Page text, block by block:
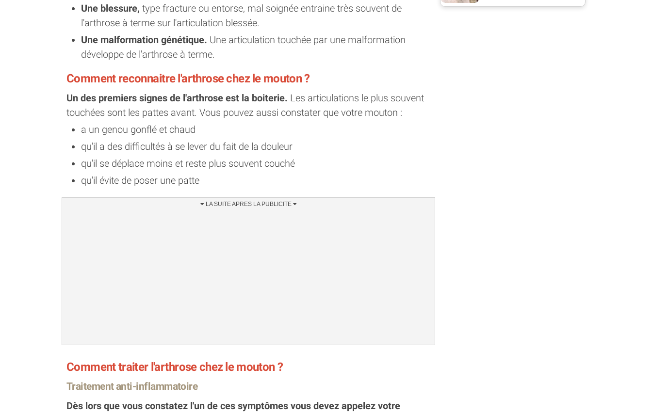
Une blessure, type fracture ou entorse, mal soignée entraine très souvent de
l'arthrose à terme sur l'articulation blessée.
Une malformation génétique. Une articulation touchée par une malformation
développe de l'arthrose à terme.
Comment reconnaitre l'arthrose chez le mouton ?
Un des premiers signes de l'arthrose est la boiterie. Les articulations le plus souvent
touchées sont les pattes avant. Vous pouvez aussi constater que votre mouton :
a un genou gonflé et chaud
qu'il a des difficultés à se lever du fait de la douleur
qu'il se déplace moins et reste plus souvent couché
qu'il évite de poser une patte
Comment traiter l'arthrose chez le mouton ?
Traitement anti-inflammatoire
Dès lors que vous constatez l'un de ces symptômes vous devez appelez votre